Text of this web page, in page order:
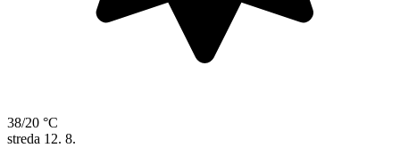
38/20 °C
streda 12. 8.